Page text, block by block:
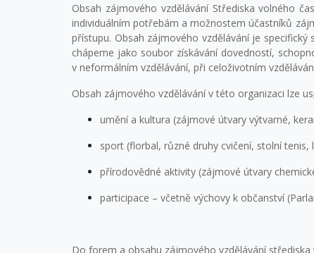
Obsah zájmového vzdělávání Střediska volného
individuálním potřebám a možnostem účastníků
přístupu. Obsah zájmového vzdělávání je
chápeme jako soubor získávání dovedností,
v neformálním vzdělávání, při celoživotním
Obsah zájmového vzdělávání v této organizaci lze
umění a kultura (zájmové útvary výtvarné,
sport (florbal, různé druhy cvičení, stolní
přírodovědné aktivity (zájmové útvary
participace – včetně výchovy k občanství
Do forem a obsahu zájmového vzdělávání